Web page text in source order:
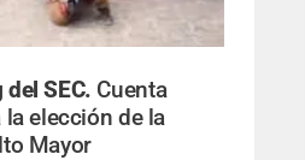
del SEC. Cuenta
elección de la
Mayor